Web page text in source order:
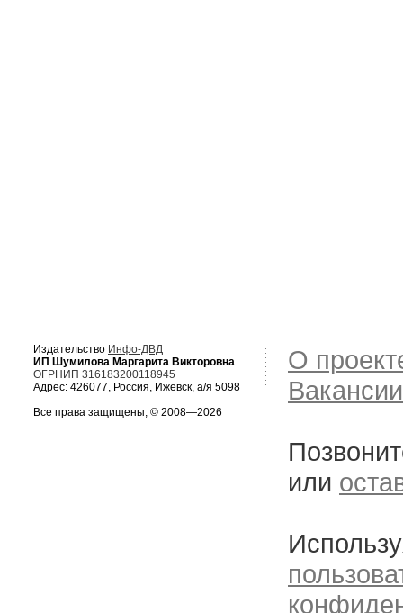
Издательство Инфо-ДВД
ИП Шумилова Маргарита Викторовна
ОГРНИП 316183200118945
Адрес: 426077, Россия, Ижевск, а/я 5098
Все права защищены, © 2008—2026
О
Вакансии
или